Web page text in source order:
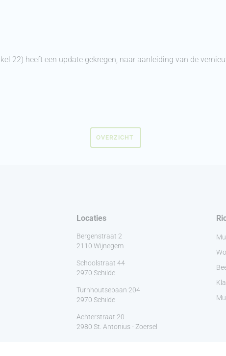
22) heeft een update gekregen, naar aanleiding van de
OVERZICHT
Locaties
Bergenstraat 2
2110 Wijnegem
Schoolstraat 44
2970 Schilde
Turnhoutsebaan 204
2970 Schilde
Achterstraat 20
2980 St. Antonius - Zoersel